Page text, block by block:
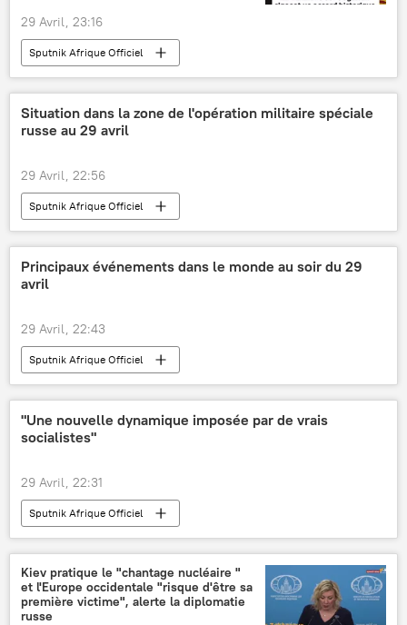
29 Avril, 23:16
Sputnik Afrique Officiel
Situation dans la zone de l'opération militaire spéciale
russe au 29 avril
29 Avril, 22:56
Sputnik Afrique Officiel
Principaux événements dans le monde au soir du 29
avril
29 Avril, 22:43
Sputnik Afrique Officiel
"Une nouvelle dynamique imposée par de vrais
socialistes"
29 Avril, 22:31
Sputnik Afrique Officiel
Kiev pratique le "chantage nucléaire "
et l'Europe occidentale "risque d'être sa
première victime", alerte la diplomatie
russe